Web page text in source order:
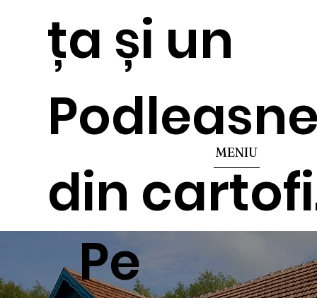
MENIU
ța și un
din
Pe